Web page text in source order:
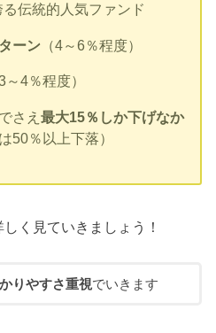
る伝統的人気ファンド
ーン （4～6％程度）
3～4％程度）
さえ最大15％しか下げなか
50％以上下落）
く見ていきましょう！
りやすさ重視でいきます